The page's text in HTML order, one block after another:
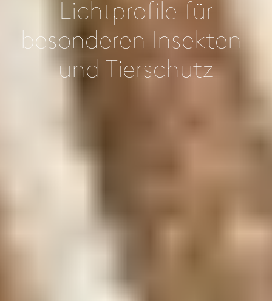
Lichtprofile für
besonderen Insekten-
und Tierschutz